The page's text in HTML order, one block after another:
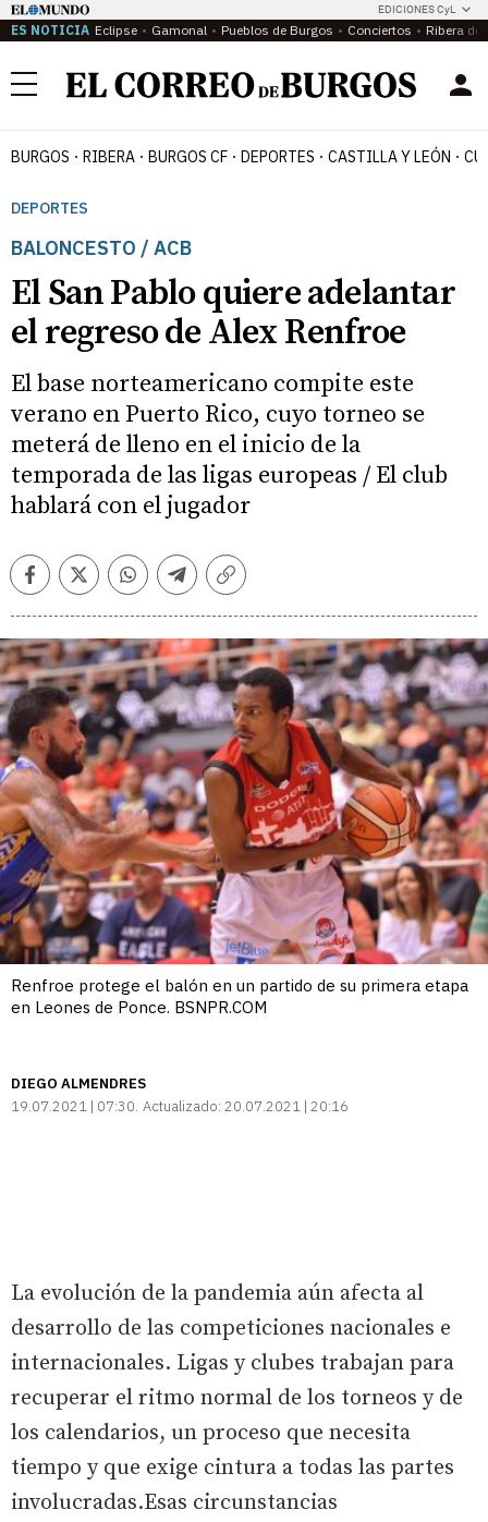
EDICIONES CyL
ES NOTICIA Eclipse Gamonal Pueblos de Burgos Conciertos Ribera del
Menú
BURGOS RIBERA BURGOS CF DEPORTES CASTILLA Y LEÓN
DEPORTES
BALONCESTO / ACB
El San Pablo quiere adelantar
el regreso de Alex Renfroe
El base norteamericano compite este
verano en Puerto Rico, cuyo torneo se
meterá de lleno en el inicio de la
temporada de las ligas europeas / El club
hablará con el jugador
FacebookTwitterWhatsappTelegramCopiar
Renfroe protege el balón en un partido de su primera etapa
en Leones de Ponce. BSNPR.COM
DIEGO ALMENDRES
19.07.2021 | 07:30 Actualizado: 20.07.2021 | 20:16
La evolución de la pandemia aún afecta al
desarrollo de las competiciones nacionales e
internacionales. Ligas y clubes trabajan para
recuperar el ritmo normal de los torneos y de
los calendarios, un proceso que necesita
tiempo y que exige cintura a todas las partes
involucradas.Esas circunstancias